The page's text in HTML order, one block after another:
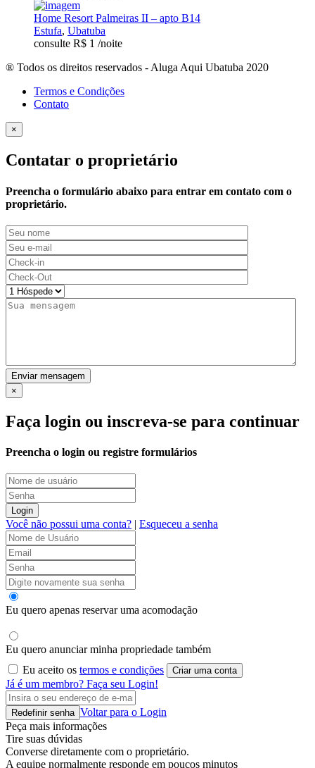
Home Resort Palmeiras II – apto B14
Estufa, Ubatuba
consulte R$ 1 /noite
® Todos os direitos reservados - Aluga Aqui Ubatuba 2020
Termos e Condições
Contato
×
Contatar o proprietário
Preencha o formulário abaixo para entrar em contato com o
proprietário.
Enviar mensagem
×
Faça login ou inscreva-se para continuar
Preencha o login ou registre formulários
Login
Você não possui uma conta? | Esqueceu a senha
Eu quero apenas reservar uma acomodação
Eu quero anunciar minha propriedade também
Eu aceito os termos e condições Criar uma conta
Já é um membro? Faça seu Login!
Redefinir senha Voltar para o Login
Peça mais informações
Tire suas dúvidas
Converse diretamente com o proprietário.
A equipe normalmente responde em poucos minutos